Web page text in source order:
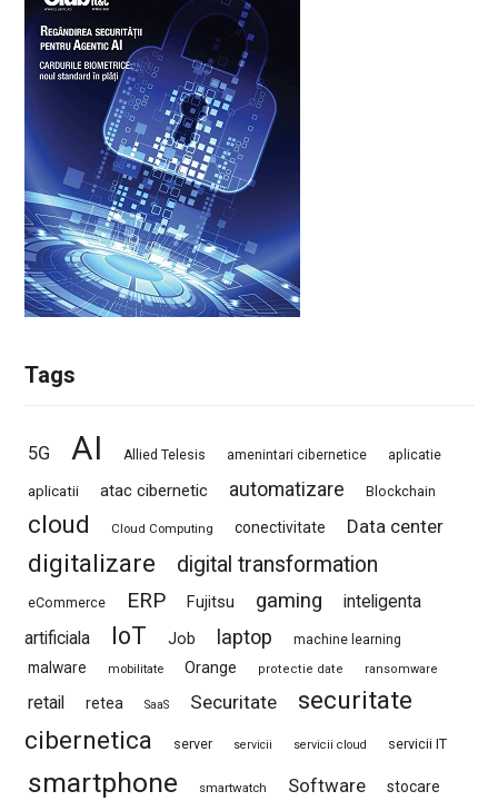
Tags
5G AI Allied Telesis amenintari cibernetice aplicatie
aplicatii atac cibernetic automatizare Blockchain
cloud Cloud Computing conectivitate Data center
digitalizare digital transformation
eCommerce ERP Fujitsu gaming
inteligenta
artificiala
IoT Job laptop machine learning
malware mobilitate Orange protectie date ransomware
retail retea SaaS Securitate
securitate
cibernetica
server servicii servicii cloud servicii IT
smartphone smartwatch Software stocare